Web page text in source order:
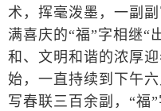
术，挥毫泼墨，一副
满喜庆的“福”字相继“
和、文明和谐的浓厚
始，一直持续到下午
写春联三百余副，“福”